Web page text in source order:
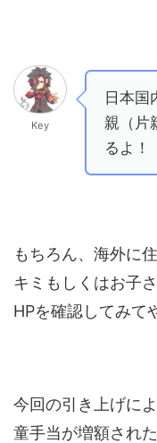
Key
日本国
親（片
るよ！
もちろん、海外に
キミもしくはお子
HPを確認してみて
今回の引き上げに
童手当が増額され